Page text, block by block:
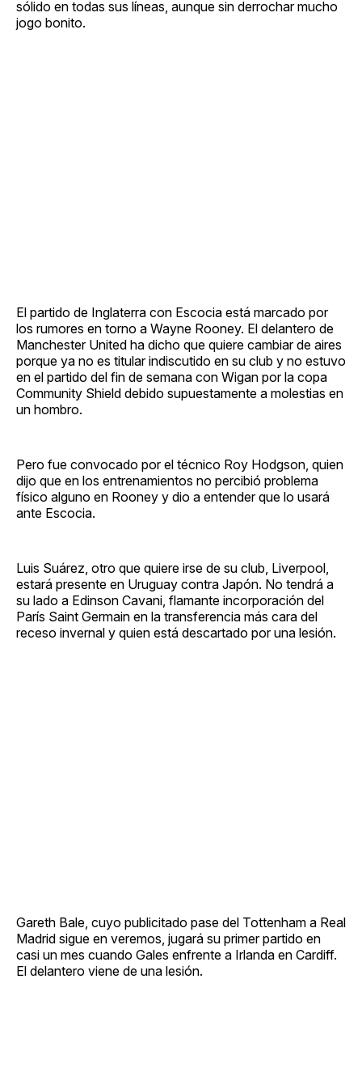
sólido en todas sus líneas, aunque sin derrochar mucho
jogo bonito.
El partido de Inglaterra con Escocia está marcado por
los rumores en torno a Wayne Rooney. El delantero de
Manchester United ha dicho que quiere cambiar de aires
porque ya no es titular indiscutido en su club y no estuvo
en el partido del fin de semana con Wigan por la copa
Community Shield debido supuestamente a molestias en
un hombro.
Pero fue convocado por el técnico Roy Hodgson, quien
dijo que en los entrenamientos no percibió problema
físico alguno en Rooney y dio a entender que lo usará
ante Escocia.
Luis Suárez, otro que quiere irse de su club, Liverpool,
estará presente en Uruguay contra Japón. No tendrá a
su lado a Edinson Cavani, flamante incorporación del
París Saint Germain en la transferencia más cara del
receso invernal y quien está descartado por una lesión.
Gareth Bale, cuyo publicitado pase del Tottenham a Real
Madrid sigue en veremos, jugará su primer partido en
casi un mes cuando Gales enfrente a Irlanda en Cardiff.
El delantero viene de una lesión.